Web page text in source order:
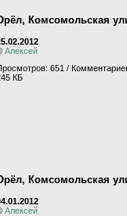
Комсомольская
Алексей
651 /
КБ
Комсомольская
Алексей